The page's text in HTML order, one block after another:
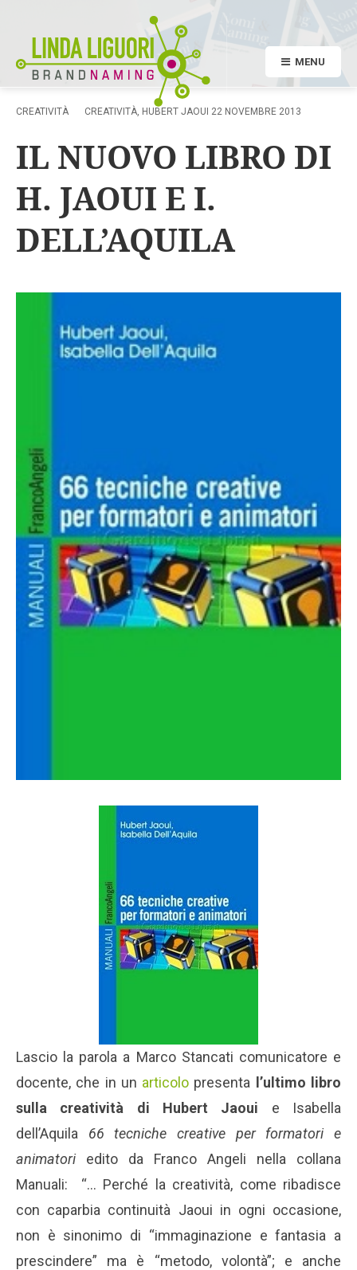
MENU
CREATIVITÀ CREATIVITÀ, HUBERT JAOUI 22 NOVEMBRE 2013
IL NUOVO LIBRO DI
H. JAOUI E I.
DELL’AQUILA
Lascio la parola a Marco Stancati comunicatore e
docente, che in un articolo presenta
l’ultimo libro
sulla creatività di Hubert Jaoui e Isabella
dell’Aquila 66 tecniche creative per formatori e
animatori edito da Franco Angeli nella collana
Manuali: “… Perché la creatività, come ribadisce
con caparbia continuità Jaoui in ogni occasione,
non è sinonimo di “immaginazione e fantasia a
prescindere” ma è “metodo, volontà”; e anche